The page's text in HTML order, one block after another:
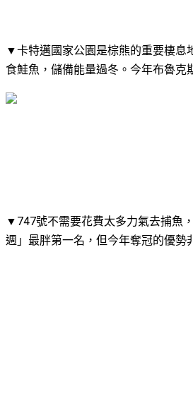
▼卡特邁國家公園是棕熊的重要棲息
食鮭魚，儲備能量過冬。今年布魯克
▼747號不需要花費太多力氣去捕魚
週」最胖第一名，但今年奪冠的優勢